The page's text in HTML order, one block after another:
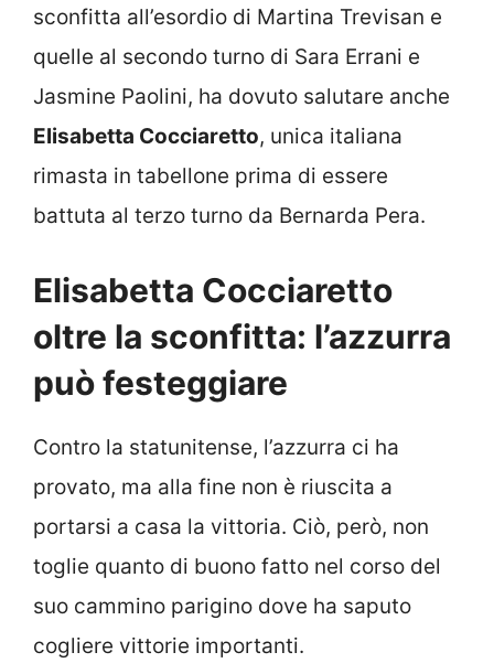
sconfitta all’esordio di Martina Trevisan e
quelle al secondo turno di Sara Errani e
Jasmine Paolini, ha dovuto salutare anche
Elisabetta Cocciaretto, unica italiana
rimasta in tabellone prima di essere
battuta al terzo turno da Bernarda Pera.
Elisabetta Cocciaretto
oltre la sconfitta: l’azzurra
può festeggiare
Contro la statunitense, l’azzurra ci ha
provato, ma alla fine non è riuscita a
portarsi a casa la vittoria. Ciò, però, non
toglie quanto di buono fatto nel corso del
suo cammino parigino dove ha saputo
cogliere vittorie importanti.